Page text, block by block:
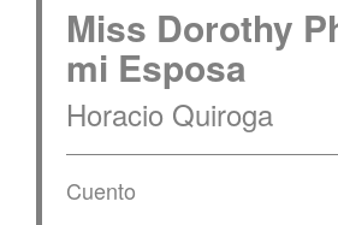
Miss Dorothy
mi Esposa
Horacio Quiroga
Cuento